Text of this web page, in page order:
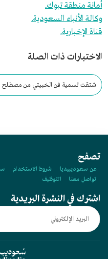
أمانة منطقة تبوك.
وكالة الأنباء السعودية.
قناة الإخبارية.
الاختبارات ذات الصلة
اشتقت تسمية فن الخبيتي من مصطلح
تصفح
عن سعوديبيديا شروط الاستخدام
تواصل معنا
التوظيف
اشترك في النشرة البريدية